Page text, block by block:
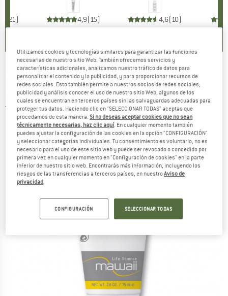
21) 4,9(15) 4,6(10)
MAWAII - Natural Care Face Cremegel -
Cuidado de la piel
5,0(1)
Utilizamos cookies y tecnologías similares para garantizar las funciones
necesarias de nuestro sitio Web. También ofrecemos servicios y
características adicionales, analizamos nuestro tráfico de datos para
personalizar el contenido y la publicidad, y para proporcionar recursos de
redes sociales. Esto también permite a nuestros socios de redes sociales,
publicidad y análisis conocer el uso de nuestro sitio Web, algunos de los
cuales se encuentran en terceros países sin las salvaguardas adecuadas para
proteger tus datos. Haciendo clic en "SELECCIONAR TODAS" aceptas que
procedamos de esta manera.Si no deseas aceptar cookies que no sean
técnicamente necesarias, haz clic aquí. En cualquier momento también
puedes ajustar la configuración de las cookies en la opción "CONFIGURACIÓN"
y seleccionar categorías individuales. Tu consentimiento es voluntario, no es
necesario para el uso de este sitio web y puede ser revocado o concedido por
primera vez en cualquier momento en "Configuración de cookies" en la parte
inferior de nuestro sitio web. Encontrarás más información, incluyendo los
riesgos de las transferencias a terceros países, en nuestroAviso de
privacidad
CONFIGURACIÓN SELECCIONAR TODAS